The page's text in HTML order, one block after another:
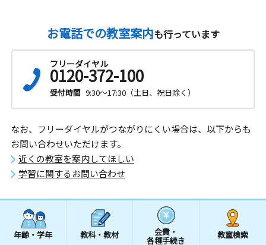
お電話での教室案内も行っています
フリーダイヤル
0120-372-100
受付時間 9:30～17:30（土日、祝日除く）
なお、フリーダイヤルがつながりにくい場合は、以下からも
お問い合わせいただけます。
近くの教室を案内してほしい
学習に関するお問い合わせ
年齢・学年 教科・教材 会費・
各種手続き
教室検索